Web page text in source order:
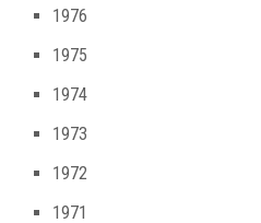
1976
1975
1974
1973
1972
1971